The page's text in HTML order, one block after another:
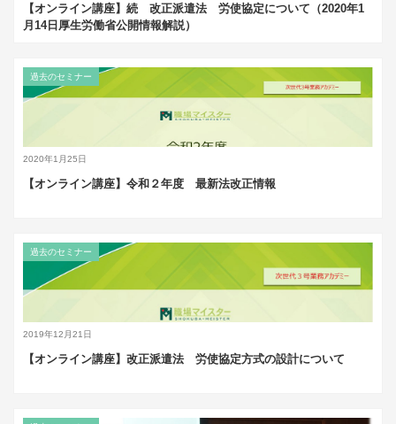
【オンライン講座】続 改正派遣法 労使協定について（2020年1
月14日厚生労働省公開情報解説）
2020年1月25日
過去のセミナー
【オンライン講座】令和２年度 最新法改正情報
2019年12月21日
過去のセミナー
【オンライン講座】改正派遣法 労使協定方式の設計について